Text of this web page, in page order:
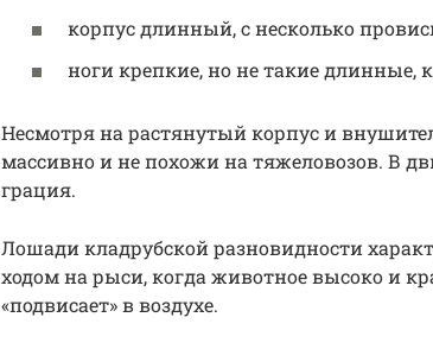
корпус длинный, с несколько
ноги крепкие, но не такие длинные,
Несмотря на растянутый корпус и
массивно и не похожи на тяжеловозов. В
грация.
Лошади кладрубской разновидности
ходом на рыси, когда животное высоко и
«подвисает» в воздухе.